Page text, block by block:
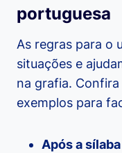
portuguesa
As regras para o
situações e
na grafia.
exemplos para
Após a sílaba